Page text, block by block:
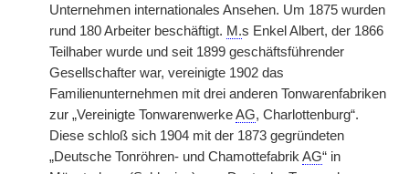
Unternehmen internationales Ansehen. Um 1875 wurden
rund 180 Arbeiter beschäftigt. M.s Enkel Albert, der 1866
Teilhaber wurde und seit 1899 geschäftsführender
Gesellschafter war, vereinigte 1902 das
Familienunternehmen mit drei anderen Tonwarenfabriken
zur „Vereinigte TonwarenwerkeAG, Charlottenburg“.
Diese schloß sich 1904 mit der 1873 gegründeten
„Deutsche Tonröhren- und Chamottefabrik AG“ in